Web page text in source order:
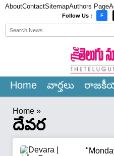
AboutContactSitemapAuthors Page
Follow Us : F
Home వార్త‌లు
Home »
దేవర